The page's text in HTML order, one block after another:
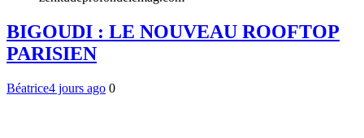
BIGOUDI : LE NOUVEAU ROOFTOP
PARISIEN
Béatrice4 jours ago 0